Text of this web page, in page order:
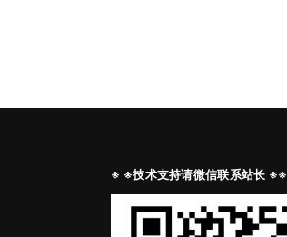
※ ※技术支持请微信联系站长 ※※